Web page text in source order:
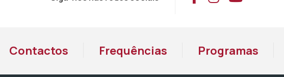
Contactos Frequências Programas